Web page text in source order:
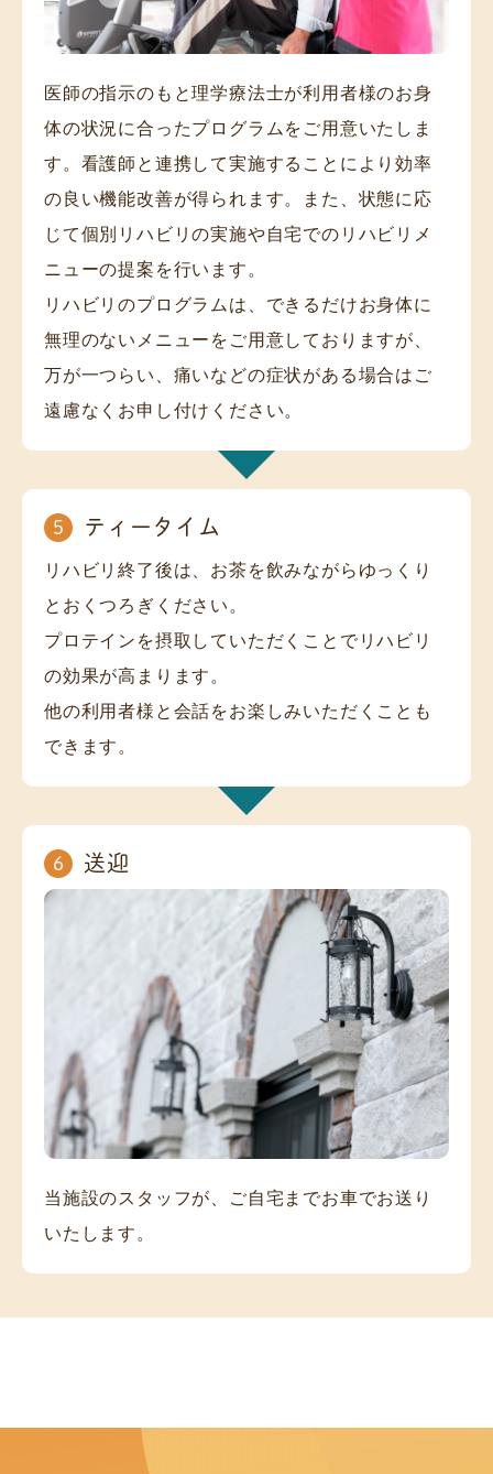
医師の指示のもと理学療法士が利用者様のお身
体の状況に合ったプログラムをご用意いたしま
す。看護師と連携して実施することにより効率
の良い機能改善が得られます。また、状態に応
じて個別リハビリの実施や自宅でのリハビリメ
ニューの提案を行います。
リハビリのプログラムは、できるだけお身体に
無理のないメニューをご用意しておりますが、
万が一つらい、痛いなどの症状がある場合はご
遠慮なくお申し付けください。
5 ティータイム
リハビリ終了後は、お茶を飲みながらゆっくり
とおくつろぎください。
プロテインを摂取していただくことでリハビリ
の効果が高まります。
他の利用者様と会話をお楽しみいただくことも
できます。
6 送迎
当施設のスタッフが、ご自宅までお車でお送り
いたします。